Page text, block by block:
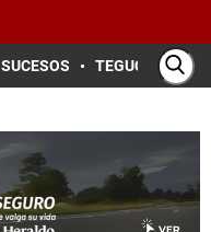
SUCESOS TEGUCIGALPA